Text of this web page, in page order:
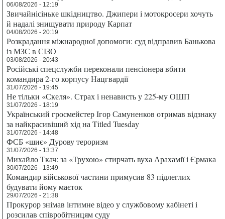
06/08/2026 - 12:19
Звичайнісіньке шкідництво. Джипери і мотокросери хочуть
й надалі знищувати природу Карпат
04/08/2026 - 20:19
Розкрадання міжнародної допомоги: суд відправив Банькова
із МЗС в СІЗО
03/08/2026 - 20:43
Російські спецслужби переконали пенсіонера вбити
командира 2-го корпусу Нацгвардії
31/07/2026 - 19:45
Не тільки «Скеля». Страх і ненависть у 225-му ОШП
31/07/2026 - 18:19
Український гросмейстер Ігор Самуненков отримав відзнаку
за найкрасивіший хід на Titled Tuesday
31/07/2026 - 14:48
ФСБ «шиє» Дурову тероризм
31/07/2026 - 13:37
Михайло Ткач: за «Трухою» стирчать вуха Арахамії і Єрмака
30/07/2026 - 13:49
Командир військової частини примусив 83 підлеглих
будувати йому маєток
29/07/2026 - 21:38
Прокурор знімав інтимне відео у службовому кабінеті і
розсилав співробітницям суду